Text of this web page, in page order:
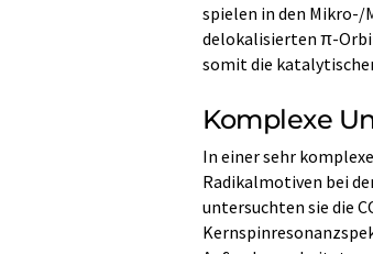
spielen in den Mikro-/
delokalisierten π-
somit die
Komplexe
In einer sehr
Radikalmotiven bei
untersuchten sie die